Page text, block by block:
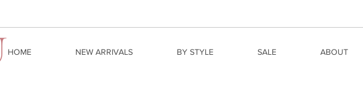
HOME NEW ARRIVALS BY STYLE SALE ABOUT